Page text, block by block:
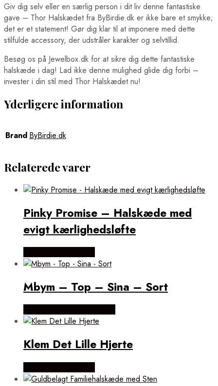
Giv dig selv eller en særlig person i dit liv denne fantastiske
gave – Thor Halskædet fra ByBirdie.dk er ikke bare et smykke;
det er et statement! Gør dig klar til at imponere med dette
stilfulde accessory, der udstråler karakter og selvtillid.
Besøg os på Jewelbox.dk for at sikre dig dette fantastiske
halskæde i dag! Lad ikke denne mulighed glide dig forbi –
invester i din stil med Thor Halskædet nu!
Yderligere information
Brand ByBirdie.dk
Relaterede varer
Pinky Promise – Halskæde med
evigt kærlighedsløfte
Mbym – Top – Sina – Sort
Klem Det Lille Hjerte